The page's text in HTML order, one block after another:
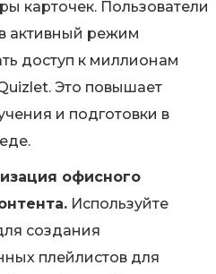
карточек. Пользователи
активный режим
доступ к миллионам
Это повышает
и подготовки в
офисного
Используйте
создания
плейлистов для